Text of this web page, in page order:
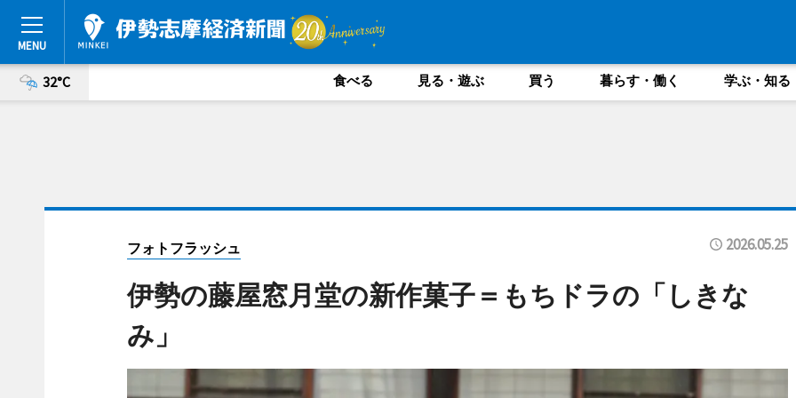
32°C 食べる 見る・遊ぶ 買う 暮らす・働く 学ぶ・知る
フォトフラッシュ 2026.05.25
伊勢の藤屋窓月堂の新作菓子＝もちドラの「しきな
み」